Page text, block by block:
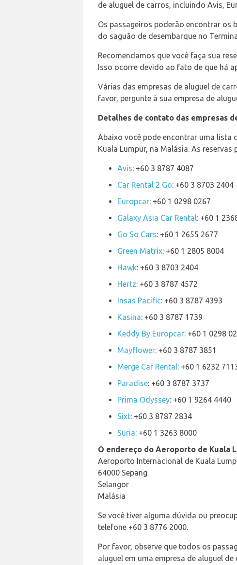
de aluguel de carros, incluindo Avis,
Os passageiros poderão encontrar os
do saguão de desembarque no
Recomendamos que você faça sua
Isso ocorre devido ao fato de que há
Várias das empresas de aluguel de
favor, pergunte à sua empresa de
Detalhes de contato das empresas
Abaixo você pode encontrar uma lista
Kuala Lumpur, na Malásia. As
Avis: +60 3 8787 4087
Car Rental 2 Go: +60 3 8703 2404
Europcar: +60 1 0298 0267
Galaxy Asia Car Rental: +60 1
Go So Cars: +60 1 2655 2677
Green Matrix: +60 1 2805 8004
Hawk: +60 3 8703 2404
Hertz: +60 3 8787 4572
Insas Pacific: +60 3 8787 4393
Kasina: +60 3 8787 1739
Keddy By Europcar: +60 1 0298
Mayflower: +60 3 8787 3851
Merge Car Rental: +60 1 6232
Paradise: +60 3 8787 3737
Prima Odyssey: +60 1 9264 4440
Sixt: +60 3 8787 2834
Suria: +60 1 3263 8000
O endereço do Aeroporto de Kuala
Aeroporto Internacional de Kuala
64000 Sepang
Selangor
Malásia
Se você tiver alguma dúvida ou
telefone +60 3 8776 2000.
Por favor, observe que todos os
aluguel em uma empresa de aluguel